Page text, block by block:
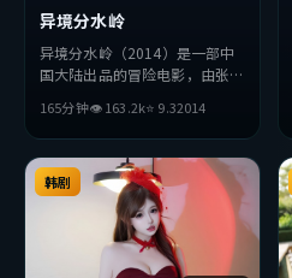
异境分水岭
异境分水岭（2014）是一部中
国大陆出品的冒险电影，由张艺
亚、提莫西·查拉梅等主演。
影片在叙事与视听上力求突破，
探讨人性与抉择，节奏张弛有
度，适合喜欢该类型的观众完整
165分钟👁163.2k⭐ 9.32014
韩剧